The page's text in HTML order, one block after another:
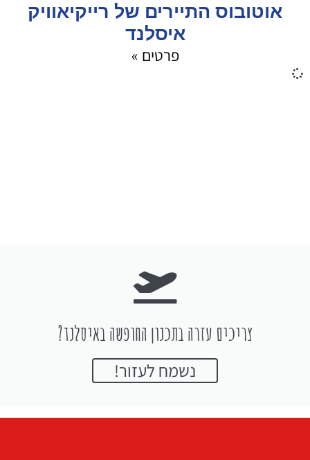
אוטובוס התיירים של רייקיאוויק
איסלנד
פרטים »
צריכים עזרה בתכנון החופשה באיסלנד?
נשמח לעזור!